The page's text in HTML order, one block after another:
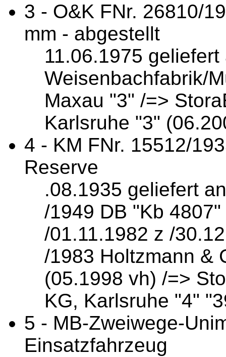
3 - O&K FNr. 26810/
mm - abgestellt
11.06.1975
Weisenbachfabrik/
Maxau "3" /=>
Karlsruhe "3"
4 - KM FNr. 15512/
Reserve
.08.1935 geliefert
/1949 DB "Kb
/01.11.1982 z /
/1983 Holtzmann &
(05.1998 vh) /=>
KG, Karlsruhe "4"
5 - MB-Zweiwege-
Einsatzfahrzeug